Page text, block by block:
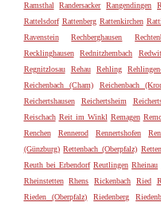
Ramsthal
Randersacker Rangendingen
Rattelsdorf Rattenberg Rattenkirchen
Ravenstein
Rechberghausen
Recklinghausen
Rednitzhembach
Regnitzlosau
Rehau Rehling
Reichenbach (Cham)
Reichenbach
Reichertshausen
Reichertsheim
Reischach Reit im Winkl Remagen
Renchen
Rennerod Rennertshofen
(Günzburg) Rettenbach (Oberpfalz)
Reuth bei Erbendorf Reutlingen Rheinau
Rheinstetten
Rhens Rickenbach Ried
Rieden (Oberpfalz)
Riedenberg